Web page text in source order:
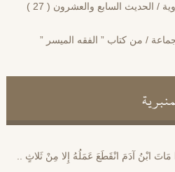
/ الحديث السابع والعشرون ( 27 )
/ من كتاب ” الفقه الميسر ”
ابْنُ آدَمَ انْقَطَعَ عَمَلُهُ إِلا مِنْ ثَلاثٍ ..